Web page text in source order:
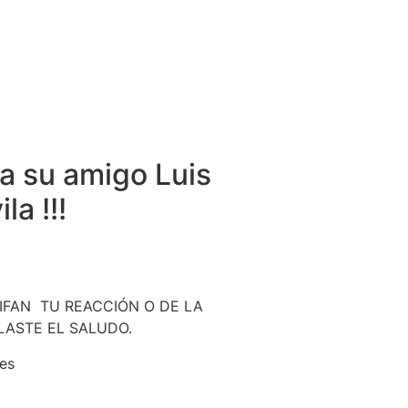
su amigo Luis
!!!
TU REACCIÓN O DE LA
EL SALUDO.